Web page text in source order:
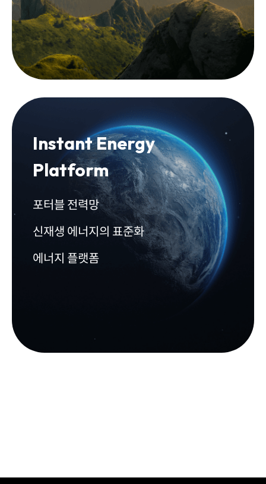
Instant Energy
Platform
포터블 전력망
신재생 에너지의 표준화
에너지 플랫폼